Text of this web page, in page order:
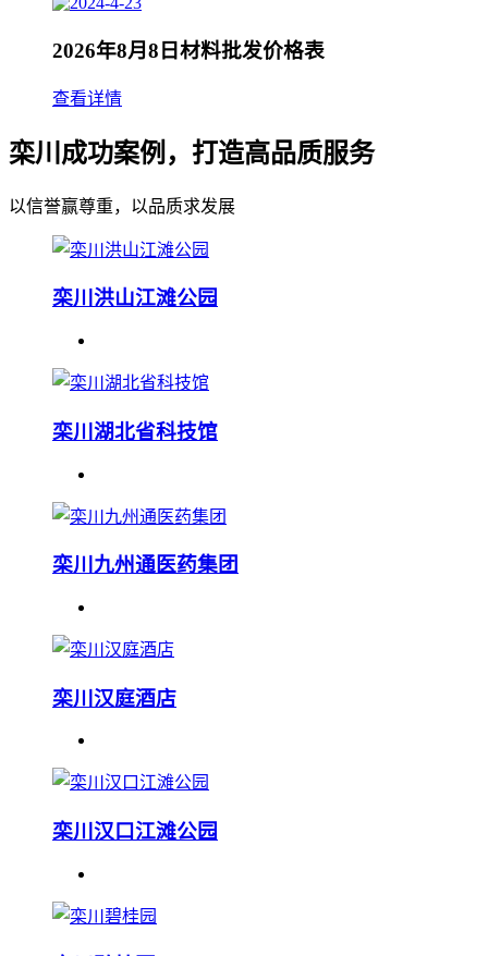
2026年8月8日材料批发价格表
查看详情
栾川成功案例，打造高品质服务
以信誉赢尊重，以品质求发展
栾川洪山江滩公园
栾川湖北省科技馆
栾川九州通医药集团
栾川汉庭酒店
栾川汉口江滩公园